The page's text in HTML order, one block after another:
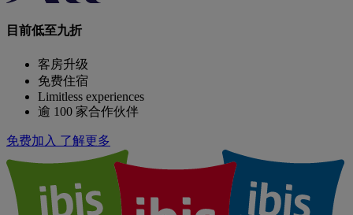
目前低至九折
客房升级
免费住宿
Limitless experiences
逾 100 家合作伙伴
免费加入 了解更多